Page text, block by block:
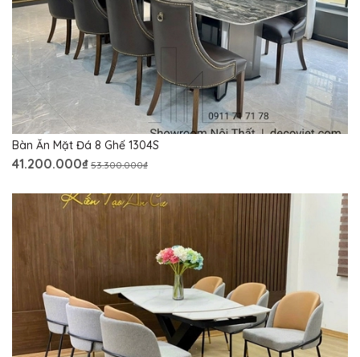
Bàn Ăn Mặt Đá 8 Ghế 1304S
41.200.000₫ 53.300.000₫